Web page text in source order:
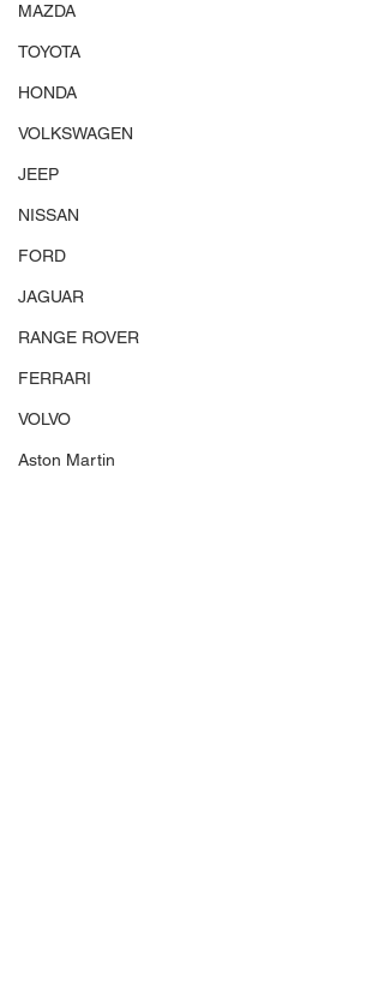
MAZDA
TOYOTA
HONDA
VOLKSWAGEN
JEEP
NISSAN
FORD
JAGUAR
RANGE ROVER
FERRARI
VOLVO
Aston Martin